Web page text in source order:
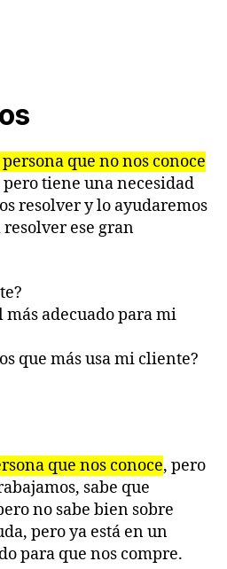
que no nos conoce
pero tiene una necesidad
resolver y lo ayudaremos
ese gran
más adecuado para mi
que más usa mi cliente?
que nos conoce, pero
sabe que
no sabe bien sobre
pero ya está en un
para que nos compre.